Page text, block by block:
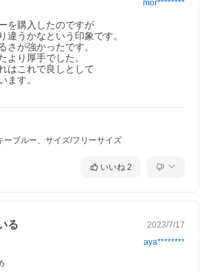
mor********
を購入したのですが
違うかなという印象です。
さが強かったです。
より厚手でした。
はこれで良しとして
ます。
ーブルー、サイズ/フリーサイズ
いいね 2
る 2023/7/17
aya********